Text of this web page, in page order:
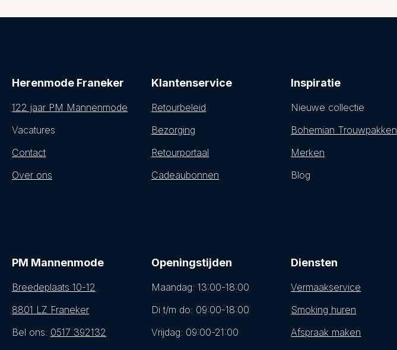
Herenmode Franeker
122 jaar PM Mannenmode
Vacatures
Contact
Over ons
Klantenservice
Retourbeleid
Bezorging
Retourportaal
Cadeaubonnen
Inspiratie
Nieuwe collectie
Bohemian Trouwpakken
Merken
Blog
PM Mannenmode
Breedeplaats 10-12
8801 LZ Franeker
Bel ons: 0517 392132
Openingstijden
Maandag: 13:00-18:00
Di t/m do: 09:00-18:00
Vrijdag: 09:00-21:00
Diensten
Vermaakservice
Smoking huren
Afspraak maken